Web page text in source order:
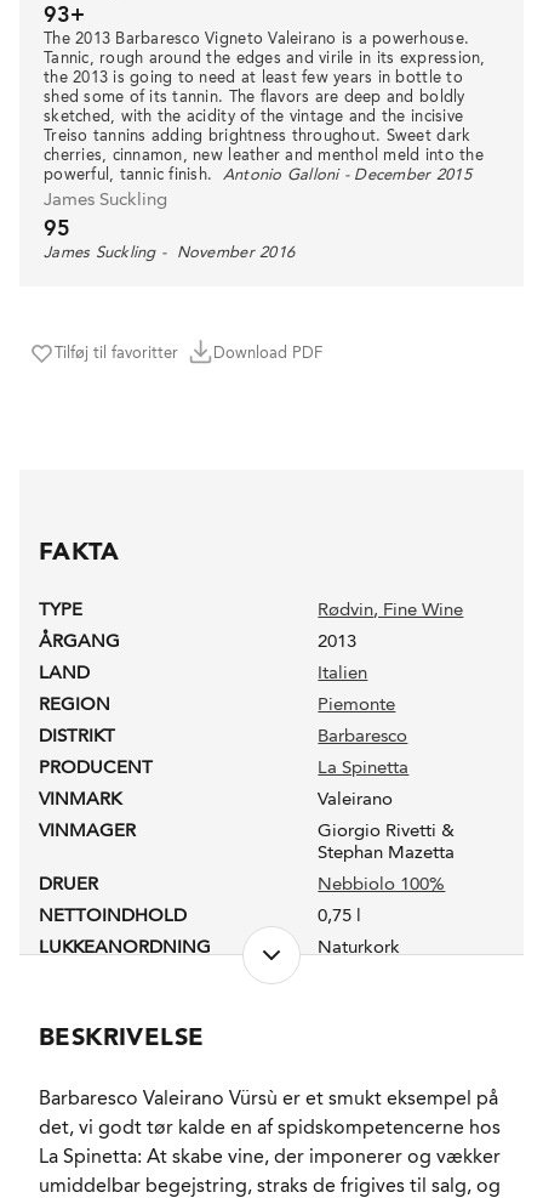
Tilføj til favoritter Download PDF
93+
The 2013 Barbaresco Vigneto Valeirano is a powerhouse.
Tannic, rough around the edges and virile in its expression,
the 2013 is going to need at least few years in bottle to
shed some of its tannin. The flavors are deep and boldly
sketched, with the acidity of the vintage and the incisive
Treiso tannins adding brightness throughout. Sweet dark
cherries, cinnamon, new leather and menthol meld into the
powerful, tannic finish. Antonio Galloni - December 2015
James Suckling
95
James Suckling - November 2016
FAKTA
TYPE Rødvin, Fine Wine
ÅRGANG
2013
LAND
Italien
REGION
Piemonte
DISTRIKT
Barbaresco
PRODUCENT
La Spinetta
VINMARK
Valeirano
VINMAGER
Giorgio Rivetti &
Stephan Mazetta
DRUER
Nebbiolo 100%
NETTOINDHOLD
0,75 l
LUKKEANORDNING
Naturkork
PH-VÆRDI
SYREINDHOLD
5,5 g/l
FADLAGRET
Ja
LAGRING
20 måneder i franske
fade. 50% nye.
BESKRIVELSE
Barbaresco Valeirano Vürsù er et smukt eksempel på
det, vi godt tør kalde en af spidskompetencerne hos
La Spinetta: At skabe vine, der imponerer og vækker
umiddelbar begejstring, straks de frigives til salg, og